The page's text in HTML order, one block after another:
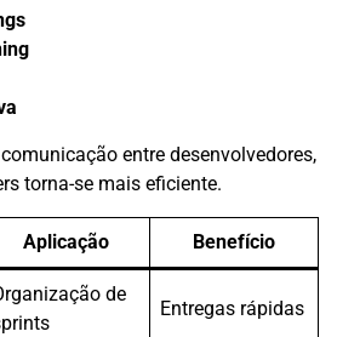
entre desenvolvedores,
torna-se mais eficiente.
Aplicação Benefício
de
Entregas rápidas